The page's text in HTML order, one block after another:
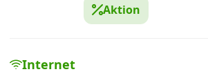
Roaming-Tarife abfragen
Aktion
Internet